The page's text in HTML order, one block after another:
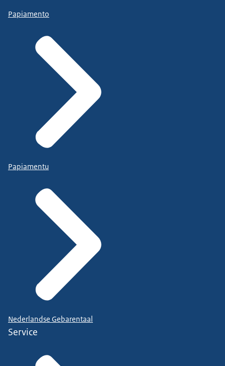
Papiamento
Papiamentu
Nederlandse Gebarentaal
Service